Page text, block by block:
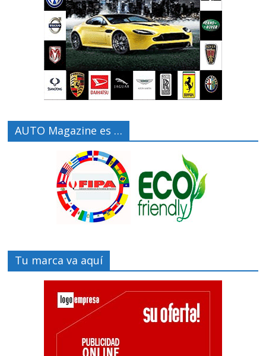
AUTO Magazine es …
Tu marca va aquí